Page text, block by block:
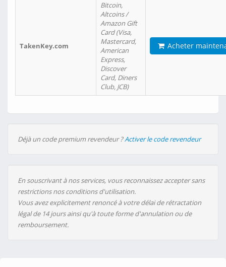
TakenKey.com
Bitcoin,
Altcoins /
Amazon Gift
Card (Visa,
Mastercard,
American
Express,
Discover
Card, Diners
Club, JCB)
Acheter
Déjà un code premium revendeur ?Activer le code revendeur
En souscrivant à nos services, vous reconnaissez accepter sans
restrictions nos conditions d'utilisation.
Vous avez explicitement renoncé à votre délai de rétractation
légal de 14 jours ainsi qu'à toute forme d'annulation ou de
remboursement.